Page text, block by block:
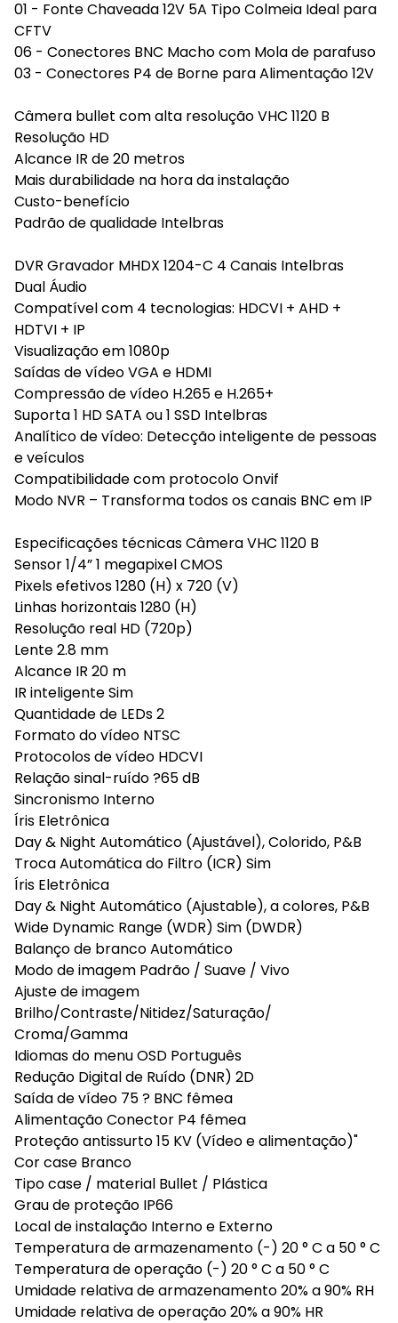
01 - Fonte Chaveada 12V 5A Tipo Colmeia Ideal para
CFTV
06 - Conectores BNC Macho com Mola de parafuso
03 - Conectores P4 de Borne para Alimentação 12V
Câmera bullet com alta resolução VHC 1120 B
Resolução HD
Alcance IR de 20 metros
Mais durabilidade na hora da instalação
Custo-benefício
Padrão de qualidade Intelbras
DVR Gravador MHDX 1204-C 4 Canais Intelbras
Dual Áudio
Compatível com 4 tecnologias: HDCVI + AHD +
HDTVI + IP
Visualização em 1080p
Saídas de vídeo VGA e HDMI
Compressão de vídeo H.265 e H.265+
Suporta 1 HD SATA ou 1 SSD Intelbras
Analítico de vídeo: Detecção inteligente de pessoas
e veículos
Compatibilidade com protocolo Onvif
Modo NVR – Transforma todos os canais BNC em IP
Especificações técnicas Câmera VHC 1120 B
Sensor 1/4” 1 megapixel CMOS
Pixels efetivos 1280 (H) x 720 (V)
Linhas horizontais 1280 (H)
Resolução real HD (720p)
Lente 2.8 mm
Alcance IR 20 m
IR inteligente Sim
Quantidade de LEDs 2
Formato do vídeo NTSC
Protocolos de vídeo HDCVI
Relação sinal-ruído ?65 dB
Sincronismo Interno
Íris Eletrônica
Day & Night Automático (Ajustável), Colorido, P&B
Troca Automática do Filtro (ICR) Sim
Íris Eletrônica
Day & Night Automático (Ajustable), a colores, P&B
Wide Dynamic Range (WDR) Sim (DWDR)
Balanço de branco Automático
Modo de imagem Padrão / Suave / Vivo
Ajuste de imagem
Brilho/Contraste/Nitidez/Saturação/
Croma/Gamma
Idiomas do menu OSD Português
Redução Digital de Ruído (DNR) 2D
Saída de vídeo 75 ? BNC fêmea
Alimentação Conector P4 fêmea
Proteção antissurto 15 KV (Vídeo e alimentação)"
Cor case Branco
Tipo case / material Bullet / Plástica
Grau de proteção IP66
Local de instalação Interno e Externo
Temperatura de armazenamento (-) 20 ° C a 50 ° C
Temperatura de operação (-) 20 ° C a 50 ° C
Umidade relativa de armazenamento 20% a 90% RH
Umidade relativa de operação 20% a 90% HR